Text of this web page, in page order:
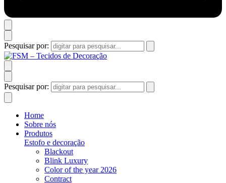
Pesquisar por:
Pesquisar por:
Home
Sobre nós
Produtos
Estofo e decoração
Blackout
Blink Luxury
Color of the year 2026
Contract